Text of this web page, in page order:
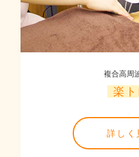
複合高周
楽ト
詳しく